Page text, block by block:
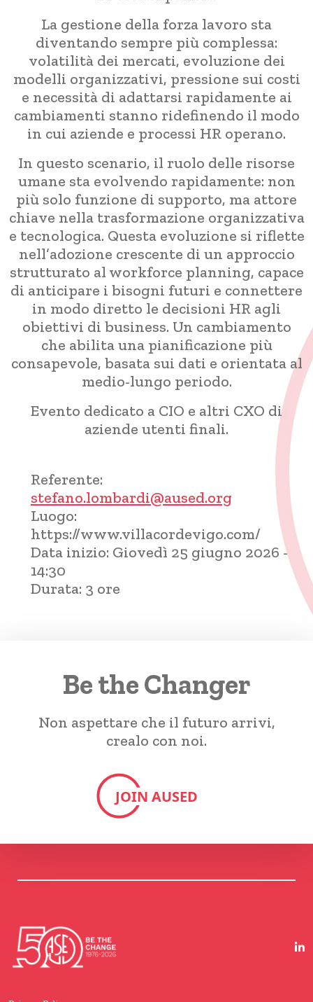
La gestione della forza lavoro sta
diventando sempre più complessa:
volatilità dei mercati, evoluzione dei
modelli organizzativi, pressione sui costi
e necessità di adattarsi rapidamente ai
cambiamenti stanno ridefinendo il modo
in cui aziende e processi HR operano.
In questo scenario, il ruolo delle risorse
umane sta evolvendo rapidamente: non
più solo funzione di supporto, ma attore
chiave nella trasformazione organizzativa
e tecnologica. Questa evoluzione si riflette
nell’adozione crescente di un approccio
strutturato al workforce planning, capace
di anticipare i bisogni futuri e connettere
in modo diretto le decisioni HR agli
obiettivi di business. Un cambiamento
che abilita una pianificazione più
consapevole, basata sui dati e orientata al
medio-lungo periodo.
Evento dedicato a CIO e altri CXO di
aziende utenti finali.
Referente:
stefano.lombardi@aused.org
Luogo:
https://www.villacordevigo.com/
Data inizio: Giovedì 25 giugno 2026 -
14:30
Durata: 3 ore
Be the Changer
Non aspettare che il futuro arrivi,
crealo con noi.
JOIN AUSED